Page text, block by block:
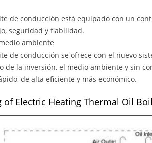
de conducción está equipado con un
seguridad y fiabilidad.
ambiente
de conducción se ofrece con el nuevo
de la inversión, el medio ambiente y sin
de alta eficiente y más económico.
of Electric Heating Thermal Oil